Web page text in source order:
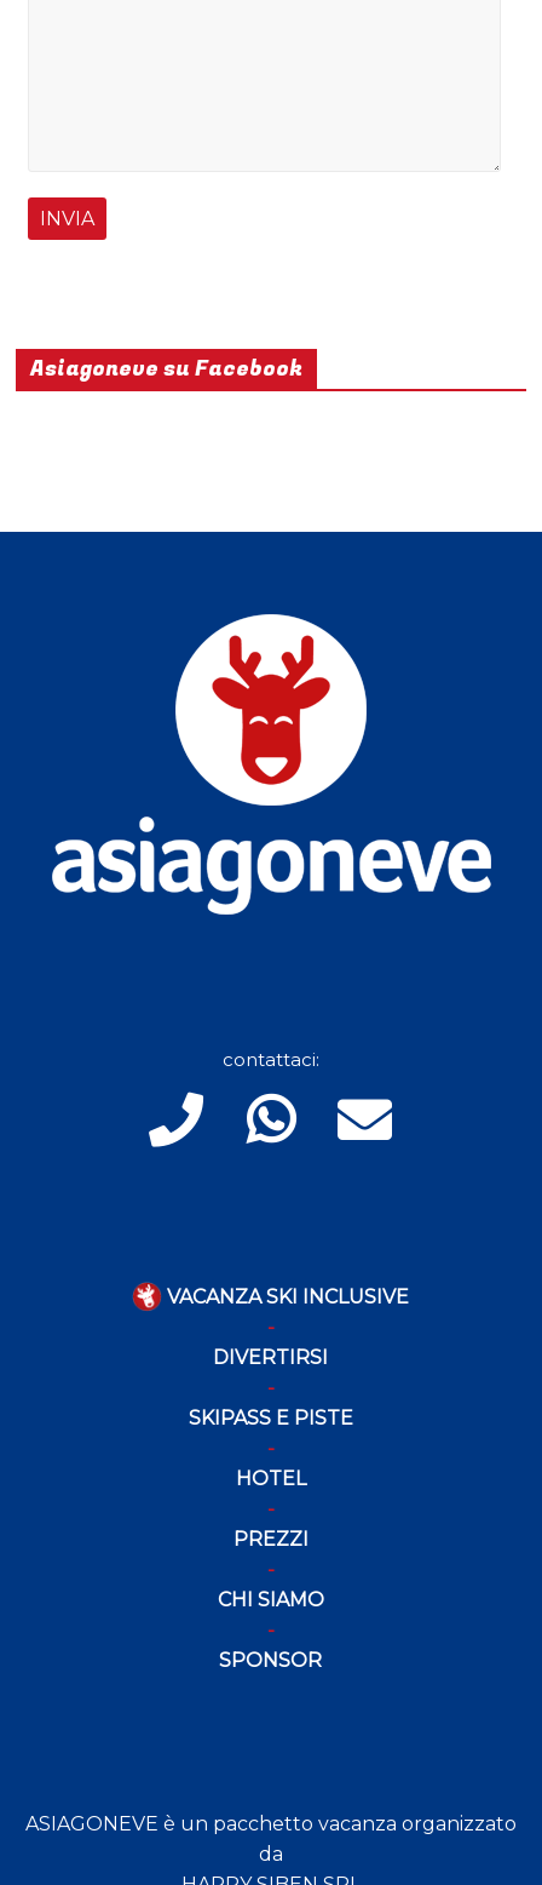
Asiagoneve su Facebook
contattaci:
VACANZA SKI INCLUSIVE
DIVERTIRSI
SKIPASS E PISTE
HOTEL
PREZZI
CHI SIAMO
SPONSOR
ASIAGONEVE è un pacchetto vacanza organizzato
da